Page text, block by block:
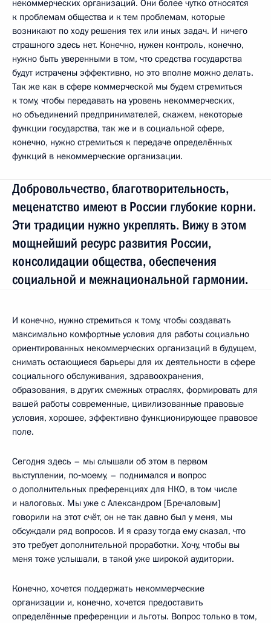
некоммерческих организаций. Они более чутко относятся
к проблемам общества и к тем проблемам, которые
возникают по ходу решения тех или иных задач. И ничего
страшного здесь нет. Конечно, нужен контроль, конечно,
нужно быть уверенными в том, что средства государства
будут истрачены эффективно, но это вполне можно делать.
Так же как в сфере коммерческой мы будем стремиться
к тому, чтобы передавать на уровень некоммерческих,
но объединений предпринимателей, скажем, некоторые
функции государства, так же и в социальной сфере,
конечно, нужно стремиться к передаче определённых
функций в некоммерческие организации.
Добровольчество, благотворительность,
меценатство имеют в России глубокие корни.
Эти традиции нужно укреплять. Вижу в этом
мощнейший ресурс развития России,
консолидации общества, обеспечения
социальной и межнациональной гармонии.
И конечно, нужно стремиться к тому, чтобы создавать
максимально комфортные условия для работы социально
ориентированных некоммерческих организаций в будущем,
снимать остающиеся барьеры для их деятельности в сфере
социального обслуживания, здравоохранения,
образования, в других смежных отраслях, формировать для
вашей работы современные, цивилизованные правовые
условия, хорошее, эффективно функционирующее правовое
поле.
Сегодня здесь – мы слышали об этом в первом
выступлении, по‑моему, – поднимался и вопрос
о дополнительных преференциях для НКО, в том числе
и налоговых. Мы уже с Александром [Бречаловым]
говорили на этот счёт, он не так давно был у меня, мы
обсуждали ряд вопросов. И я сразу тогда ему сказал, что
это требует дополнительной проработки. Хочу, чтобы вы
меня тоже услышали, в такой уже широкой аудитории.
Конечно, хочется поддержать некоммерческие
организации и, конечно, хочется предоставить
определённые преференции и льготы. Вопрос только в том,